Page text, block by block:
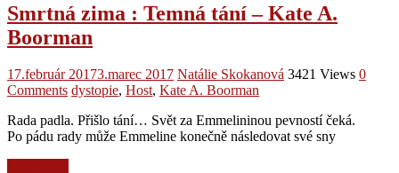
Smrtná zima : Temná tání – Kate A.
Boorman
17.február 20173.marec 2017 Natálie Skokanová 3421 Views 0
Comments dystopie, Host, Kate A. Boorman
Rada padla. Přišlo tání… Svět za Emmelininou pevností čeká.
Po pádu rady může Emmeline konečně následovat své sny